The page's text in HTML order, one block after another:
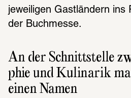
jeweiligen Gastländern ins
der Buchmesse.
An der Schnitt­stelle
phie und Kuli­na­rik
einen Namen